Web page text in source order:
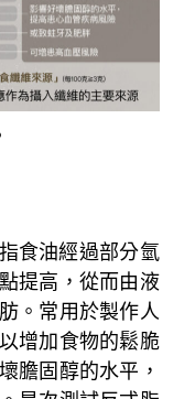
食油經過部分氫
提高，從而由液
。常用於製作人
增加食物的鬆脆
膽固醇的水平，